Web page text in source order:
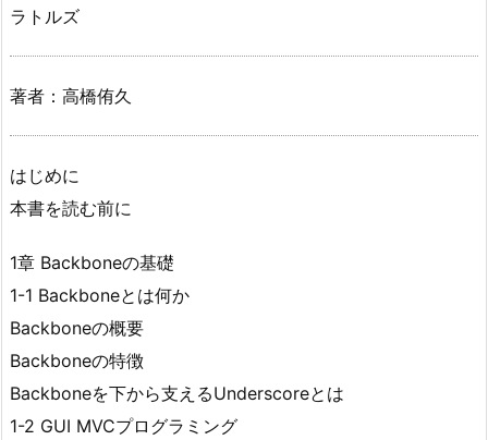
ラトルズ
著者：高橋侑久
はじめに
本書を読む前に
1章 Backboneの基礎
1-1 Backboneとは何か
Backboneの概要
Backboneの特徴
Backboneを下から支えるUnderscoreとは
1-2 GUI MVCプログラミング